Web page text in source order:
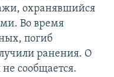
охранявшийся
Во время
погиб
ранения. О
сообщается.